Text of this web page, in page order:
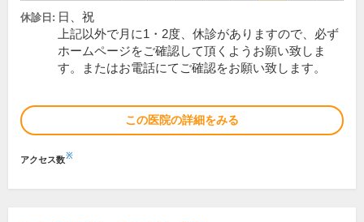
休診日: 日、祝
上記以外で月に1・2度、休診がありますので、必ず
ホームページをご確認して頂くようお願い致しま
す。またはお電話にてご確認をお願い致します。
この医院の詳細をみる
アクセス数※